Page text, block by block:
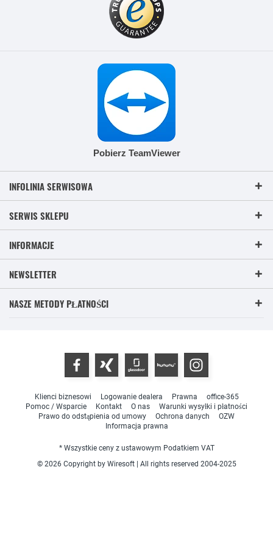
Pobierz TeamViewer
INFOLINIA SERWISOWA
SERWIS SKLEPU
INFORMACJE
NEWSLETTER
NASZE METODY PŁATNOŚCI
Klienci biznesowi Logowanie dealera Prawna
office-365
Pomoc / Wsparcie
Kontakt O nas
Warunki wysyłki i płatności
Prawo do odstąpienia od umowy
Ochrona danych
OZW
Informacja prawna
* Wszystkie ceny z ustawowym Podatkiem VAT
© 2026 Copyright by Wiresoft | All rights reserved 2004-2025